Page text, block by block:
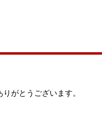
がとうございます。